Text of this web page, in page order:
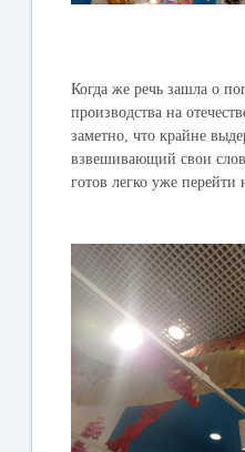
Когда же речь зашла о
производства на
заметно, что крайне
взвешивающий свои
готов легко уже